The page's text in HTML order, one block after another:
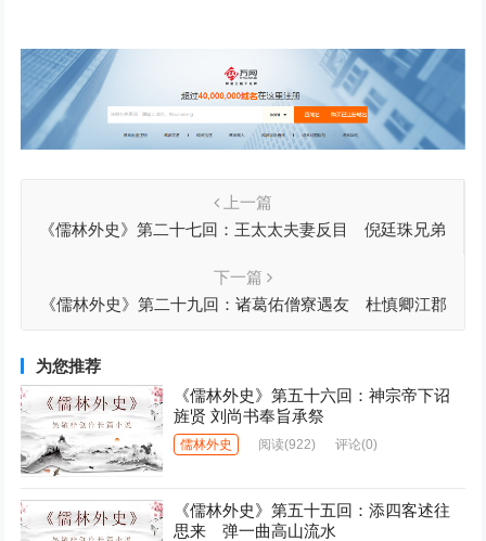
上一篇
《儒林外史》第二十七回：王太太夫妻反目 倪廷珠兄弟
下一篇
《儒林外史》第二十九回：诸葛佑僧寮遇友 杜慎卿江郡
为您推荐
《儒林外史》第五十六回：神宗帝下诏
旌贤 刘尚书奉旨承祭
儒林外史 阅读(922) 评论(0)
《儒林外史》第五十五回：添四客述往
思来 弹一曲高山流水